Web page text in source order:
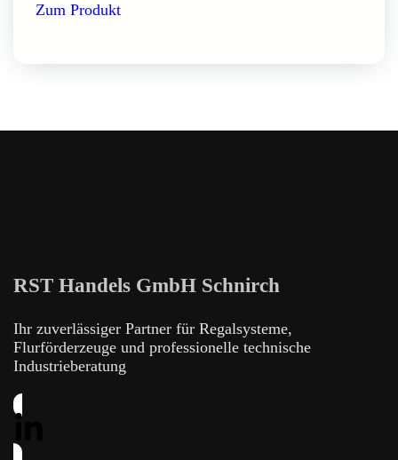
Zum Produkt
RST Handels GmbH Schnirch
Ihr zuverlässiger Partner für Regalsysteme,
Flurförderzeuge und professionelle technische
Industrieberatung